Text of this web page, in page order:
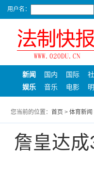
用户名：
新闻 国内 国际
娱乐
音乐 电影
您当前的位置： 首页 > 体育新闻
詹皇达